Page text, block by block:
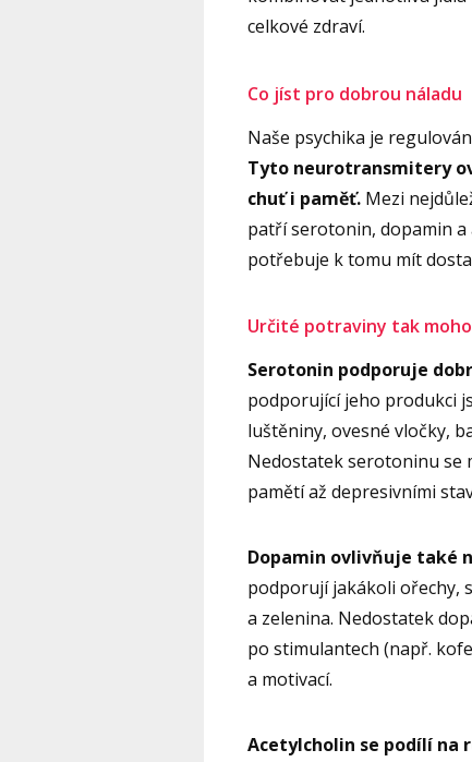
celkové zdraví.
Co jíst pro dobrou náladu
Naše psychika je
Tyto neurotransmitery
chuť i paměť. Mezi
patří serotonin, dopamin a
potřebuje k tomu mít
Určité potraviny tak
Serotonin podporuje
podporující jeho produkci
luštěniny, ovesné vločky,
Nedostatek serotoninu se
pamětí až depresivními
Dopamin ovlivňuje také
podporují jakákoli ořechy,
a zelenina. Nedostatek
po stimulantech (např.
a motivací.
Acetylcholin se podílí na